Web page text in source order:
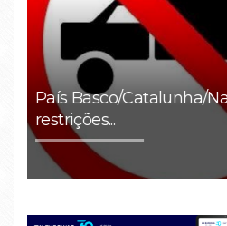
IMT: regulamento/
apoios...